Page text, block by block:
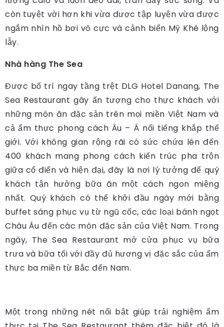
còn tuyệt vời hơn khi vừa được tập luyện vừa được
ngắm nhìn hồ bơi vô cực và cảnh biển Mỹ Khê lộng
lẫy.
Nhà hàng The Sea
Được bố trí ngay tầng trệt DLG Hotel Danang, The
Sea Restaurant gây ấn tượng cho thực khách với
những món ăn đặc sản trên mọi miền Việt Nam và
cả ẩm thực phong cách Âu – Á nổi tiếng khắp thế
giới. Với không gian rộng rãi có sức chứa lên đến
400 khách mang phong cách kiến trúc pha trộn
giữa cổ điển và hiện đại, đây là nơi lý tưởng để quý
khách tận hưởng bữa ăn một cách ngon miệng
nhất. Quý khách có thể khởi đầu ngày mới bằng
buffet sáng phục vụ từ ngũ cốc, các loại bánh ngọt
Châu Âu đến các món đặc sản của Việt Nam. Trong
ngày, The Sea Restaurant mở cửa phục vụ bữa
trưa và bữa tối với đầy đủ hương vị đặc sắc của ẩm
thực ba miền từ Bắc đến Nam.
Một trong những nét nổi bật giúp trải nghiệm ẩm